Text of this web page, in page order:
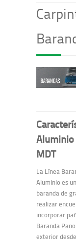
Aluminio
MDT
La Línea
Aluminio es
baranda de
realizar
incorporar
Baranda
exterior